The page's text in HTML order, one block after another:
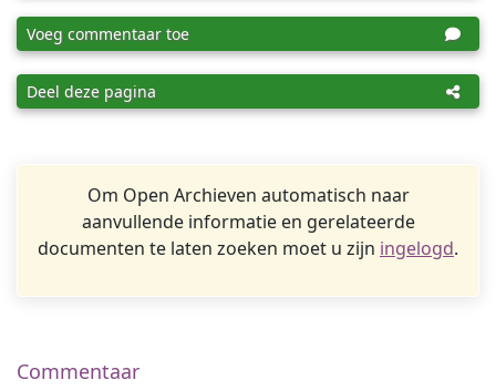
Voeg commentaar toe
Deel deze pagina
Om Open Archieven automatisch naar
aanvullende informatie en gerelateerde
documenten te laten zoeken moet u zijn ingelogd.
Commentaar